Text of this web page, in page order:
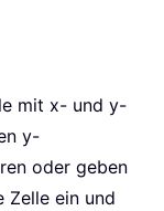
mit x- und y-
y-
oder geben
Zelle ein und